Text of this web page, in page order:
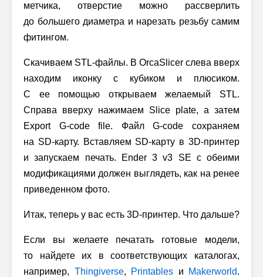
метчика, отверстие можно рассверлить
до большего диаметра и нарезать резьбу самим
фитингом.
Скачиваем STL-файлы. В OrcaSlicer слева вверх
находим иконку с кубиком и плюсиком.
С ее помощью открываем желаемый STL.
Справа вверху нажимаем Slice plate, а затем
Export G-code file. Файл G-code сохраняем
на SD-карту. Вставляем SD-карту в 3D-принтер
и запускаем печать. Ender 3 v3 SE с обеими
модификациями должен выглядеть, как на ренее
приведенном фото.
Итак, теперь у вас есть 3D-принтер. Что дальше?
Если вы желаете печатать готовые модели,
то найдете их в соответствующих каталогах,
например, Thingiverse, Printables и Makerworld.